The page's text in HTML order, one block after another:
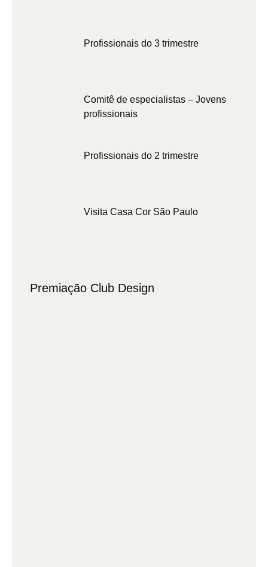
Profissionais do 3 trimestre
Comitê de especialistas – Jovens
profissionais
Profissionais do 2 trimestre
Visita Casa Cor São Paulo
Premiação Club Design